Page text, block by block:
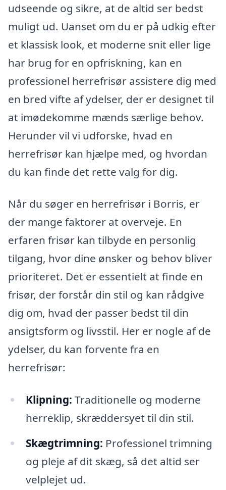
udseende og sikre, at de altid ser bedst
muligt ud. Uanset om du er på udkig efter
et klassisk look, et moderne snit eller lige
har brug for en opfriskning, kan en
professionel herrefrisør assistere dig med
en bred vifte af ydelser, der er designet til
at imødekomme mænds særlige behov.
Herunder vil vi udforske, hvad en
herrefrisør kan hjælpe med, og hvordan
du kan finde det rette valg for dig.
Når du søger en herrefrisør i Borris, er
der mange faktorer at overveje. En
erfaren frisør kan tilbyde en personlig
tilgang, hvor dine ønsker og behov bliver
prioriteret. Det er essentielt at finde en
frisør, der forstår din stil og kan rådgive
dig om, hvad der passer bedst til din
ansigtsform og livsstil. Her er nogle af de
ydelser, du kan forvente fra en
herrefrisør:
Klipning: Traditionelle og moderne
herreklip, skræddersyet til din stil.
Skægtrimning: Professionel trimning
og pleje af dit skæg, så det altid ser
velplejet ud.